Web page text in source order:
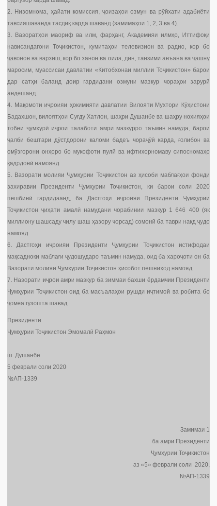
2. Низомнома, ҳайати комиссия, ҷоизаҳои озмун ва рӯйхати адабиёти
тавсияшаванда тасдиқ карда шаванд (замимаҳои 1, 2, 3 ва 4).
3. Вазоратҳои маориф ва илм, фарҳанг, Академияи илмҳо, Иттифоқи
нависандагони Тоҷикистон, кумитаҳои телевизион ва радио, кор бо
ҷавонон ва варзиш, кор бо занон ва оила, дин, танзими анъана ва ҷашну
маросим, муассисаи давлатии «Китобхонаи миллии Тоҷикистон» барои
дар сатҳи баланд доир гардидани озмуни мазкур чораҳои зарурӣ
андешанд.
4. Мақомоти иҷроияи ҳокимияти давлатии Вилояти Мухтори Кӯҳистони
Бадахшон, вилоятҳои Суғду Хатлон, шаҳри Душанбе ва шаҳру ноҳияҳои
тобеи ҷумҳурӣ иҷрои талаботи амри мазкурро таъмин намуда, барои
ҷалби бештари дӯстдорони каломи бадеъ чораҷӯӣ карда, ғолибон ва
омӯзгорони онҳоро бо мукофоти пулӣ ва ифтихорномаву сипосномаҳо
қадрдонӣ намоянд.
5. Вазорати молияи Ҷумҳурии Тоҷикистон аз ҳисоби маблағҳои фонди
захиравии Президенти Ҷумҳурии Тоҷикистон, ки барои соли 2020
пешбинӣ гардидаанд, ба Дастгоҳи иҷроияи Президенти Ҷумҳурии
Тоҷикистон ҷиҳати амалӣ намудани чорабинии мазкур 1 646 400 (як
миллиону шашсаду чилу шаш ҳазору чорсад) сомонӣ ба таври нақд ҷудо
намояд.
6. Дастгоҳи иҷроияи Президенти Ҷумҳурии Тоҷикистон истифодаи
мақсадноки маблағи ҷудошударо таъмин намуда, оид ба хароҷоти он ба
Вазорати молияи Ҷумҳурии Тоҷикистон ҳисобот пешниҳод намояд.
7. Назорати иҷрои амри мазкур ба зиммаи бахши ёрдамчии Президенти
Ҷумҳурии Тоҷикистон оид ба масъалаҳои рушди иҷтимоӣ ва робита бо
ҷомеа гузошта шавад.
Президенти
Ҷумҳурии Тоҷикистон Эмомалӣ Раҳмон
ш. Душанбе
5 феврали соли 2020
№АП-1339
Замимаи 1
ба амри Президенти
Ҷумҳурии Тоҷикистон
аз «5» феврали соли 2020,
№АП-1339